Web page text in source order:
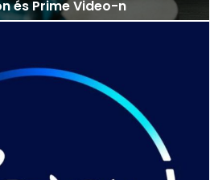
és Prime Video-n